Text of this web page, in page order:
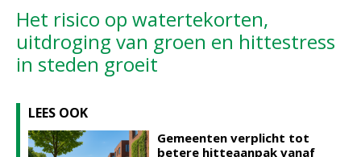
Het risico op watertekorten,
uitdroging van groen en hittestress
in steden groeit
LEES OOK
Gemeenten verplicht tot
betere hitteaanpak vanaf